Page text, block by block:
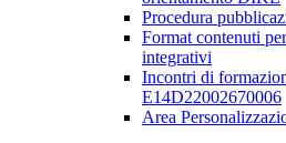
Procedura
Format contenuti
integrativi
Incontri di
E14D22002670006
Area